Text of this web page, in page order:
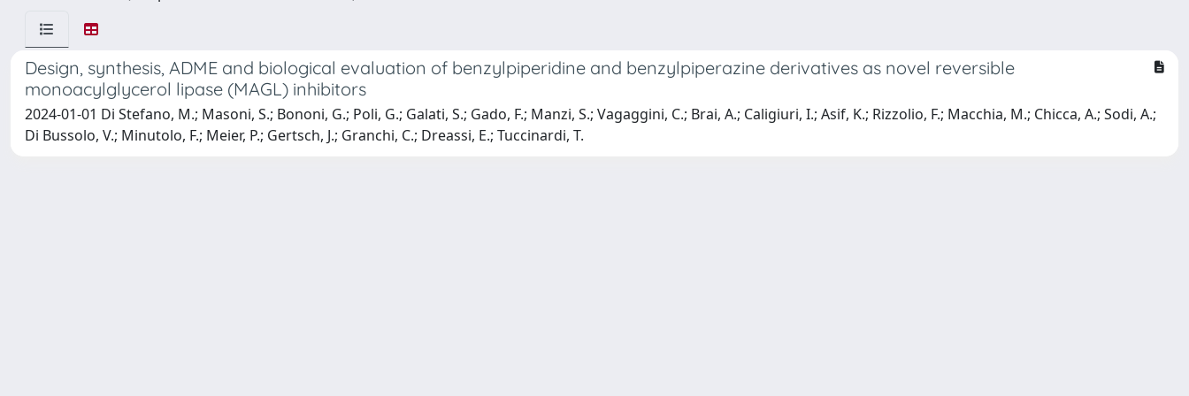
Design, synthesis, ADME and biological evaluation of benzylpiperidine and benzylpiperazine derivatives as novel reversible
monoacylglycerol lipase (MAGL) inhibitors
2024-01-01 Di Stefano, M.; Masoni, S.; Bononi, G.; Poli, G.; Galati, S.; Gado, F.; Manzi, S.; Vagaggini, C.; Brai, A.; Caligiuri, I.; Asif, K.; Rizzolio, F.; Macchia, M.; Chicca, A.; Sodi, A.;
Di Bussolo, V.; Minutolo, F.; Meier, P.; Gertsch, J.; Granchi, C.; Dreassi, E.; Tuccinardi, T.